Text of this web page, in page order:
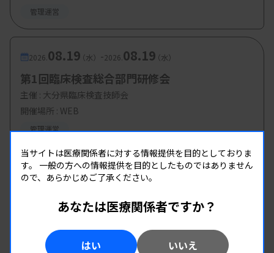
管理運営
2026. 08.19（水） -2026. 08.19（水）
第1回臨床検査総合部門研修会
主催 : 大分県臨床検査技師会
開催場所 : WEB
管理運営
当サイトは医療関係者に対する情報提供を目的としておりま
す。 一般の方への情報提供を目的としたものではありません
ので、あらかじめご了承ください。
あなたは医療関係者ですか？
はい いいえ